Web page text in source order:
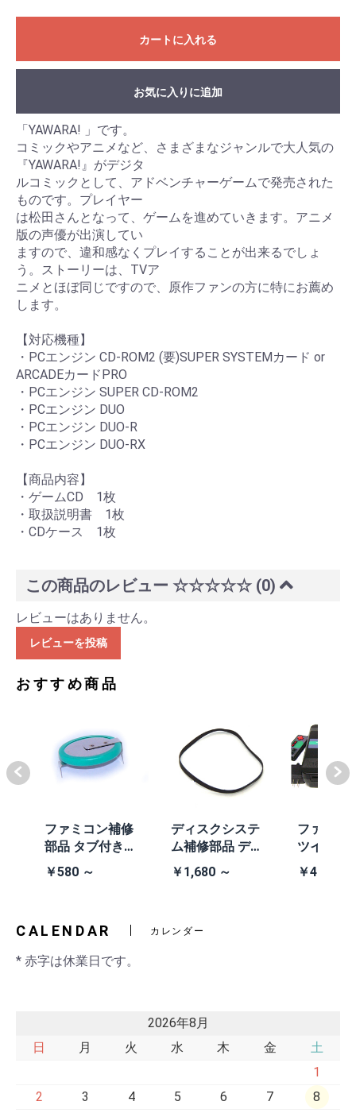
カートに入れる
お気に入りに追加
「YAWARA! 」です。
コミックやアニメなど、さまざまなジャンルで大人気の
『YAWARA!』がデジタ
ルコミックとして、アドベンチャーゲームで発売された
ものです。プレイヤー
は松田さんとなって、ゲームを進めていきます。アニメ
版の声優が出演してい
ますので、違和感なくプレイすることが出来るでしょ
う。ストーリーは、TVア
ニメとほぼ同じですので、原作ファンの方に特にお薦め
します。
【対応機種】
・PCエンジン CD-ROM2 (要)SUPER SYSTEMカード or
ARCADEカードPRO
・PCエンジン SUPER CD-ROM2
・PCエンジン DUO
・PCエンジン DUO-R
・PCエンジン DUO-RX
【商品内容】
・ゲームCD 1枚
・取扱説明書 1枚
・CDケース 1枚
この商品のレビュー ☆☆☆☆☆ (0)
レビューはありません。
レビューを投稿
おすすめ商品
ファミコン補修
部品 タブ付きコ
イン電池(CR203
2)
￥580 ～
ディスクシステ
ム補修部品 ディ
スクシステム用
交換ベルト
￥1,680 ～
ファミコ
ツインフ
ン本体
黒・連射
￥41,980
CALENDAR カレンダー
* 赤字は休業日です。
2026年8月
日
月 火 水 木 金
土
1
2
3 4 5 6 7 8